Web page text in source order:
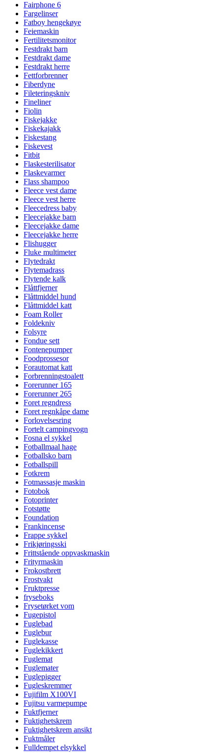
Fairphone 6
Fargelinser
Fatboy hengekøye
Feiemaskin
Fertilitetsmonitor
Festdrakt barn
Festdrakt dame
Festdrakt herre
Fettforbrenner
Fiberdyne
Fileteringskniv
Fineliner
Fiolin
Fiskejakke
Fiskekajakk
Fiskestang
Fiskevest
Fitbit
Flaskesterilisator
Flaskevarmer
Flass shampoo
Fleece vest dame
Fleece vest herre
Fleecedress baby
Fleecejakke barn
Fleecejakke dame
Fleecejakke herre
Flishugger
Fluke multimeter
Flytedrakt
Flytemadrass
Flytende kalk
Flåttfjerner
Flåttmiddel hund
Flåttmiddel katt
Foam Roller
Foldekniv
Folsyre
Fondue sett
Fontenepumper
Foodprossesor
Forautomat katt
Forbrenningstoalett
Forerunner 165
Forerunner 265
Foret regndress
Foret regnkåpe dame
Forlovelsesring
Fortelt campingvogn
Fosna el sykkel
Fotballmaal hage
Fotballsko barn
Fotballspill
Fotkrem
Fotmassasje maskin
Fotobok
Fotoprinter
Fotstøtte
Foundation
Frankincense
Frappe sykkel
Frikjøringsski
Frittstående oppvaskmaskin
Frityrmaskin
Frokostbrett
Frostvakt
Fruktpresse
fryseboks
Frysetørket vom
Fugepistol
Fuglebad
Fuglebur
Fuglekasse
Fuglekikkert
Fuglemat
Fuglemater
Fuglepigger
Fugleskremmer
Fujifilm X100VI
Fujitsu varmepumpe
Fuktfjerner
Fuktighetskrem
Fuktighetskrem ansikt
Fuktmåler
Fulldempet elsykkel